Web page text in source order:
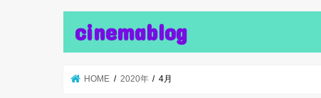
cinemablog
HOME 2020年 4月